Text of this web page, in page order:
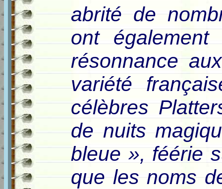
abrité de
ont
résonnance
variété
célèbres
de nuits
bleue », féérie
que les noms